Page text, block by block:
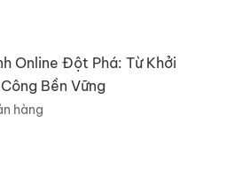
Online Đột Phá: Từ Khởi
Bền Vững
hàng